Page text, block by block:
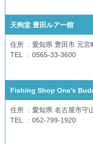
天狗堂 豊田ルアー館
住所
愛知県 豊田市 元宮
TEL
0565-33-3600
Fishing Shop One’s
住所
愛知県 名古屋市守
TEL
052-799-1920